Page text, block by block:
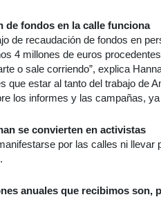
de fondos en la calle funciona
de recaudación de fondos en
4 millones de euros
o sale corriendo”, explica
que estar al tanto del trabajo de
los informes y las campañas,
se convierten en activistas
por las calles ni
anuales que recibimos son,